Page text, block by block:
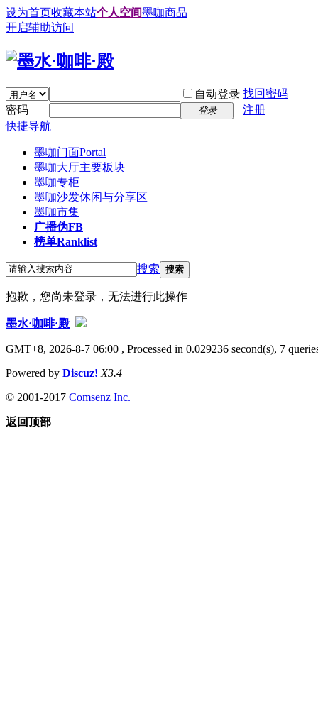
设为首页收藏本站个人空间墨咖商品
开启辅助访问
自动登录 找回密码
密码
登录
注册
快捷导航
墨咖门面Portal
墨咖大厅主要板块
墨咖专柜
墨咖沙发休闲与分享区
墨咖市集
广播伪FB
榜单Ranklist
搜索 搜索
抱歉，您尚未登录，无法进行此操作
墨水·咖啡·殿
GMT+8, 2026-8-7 06:00 , Processed in 0.029236 second(s), 7
Powered by Discuz! X3.4
© 2001-2017 Comsenz Inc.
返回顶部